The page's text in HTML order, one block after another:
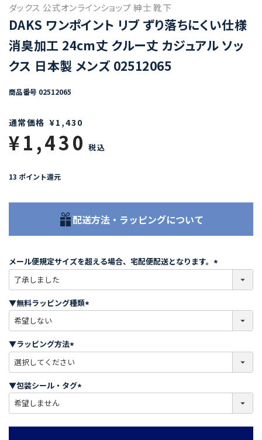
ダックス 公式オンラインショップ 紳士 靴下
DAKS ワンポイント リブ ずり落ちにくい仕様
消臭加工 24cm丈 クルー丈 カジュアル ソッ
クス 日本製 メンズ 02512065
商品番号 02512065
通常価格 ¥1,430
¥1,430 税込
13 ポイント還元
配送方法・ラッピングについて
メール便規定サイズを超える場合、宅配便配送となります。
必
)
▼無料ラッピング種類
必
)
▼ラッピング方法
必
須
)
▼包装シール・タグ
必